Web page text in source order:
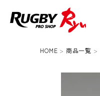
HOME 商品一覧